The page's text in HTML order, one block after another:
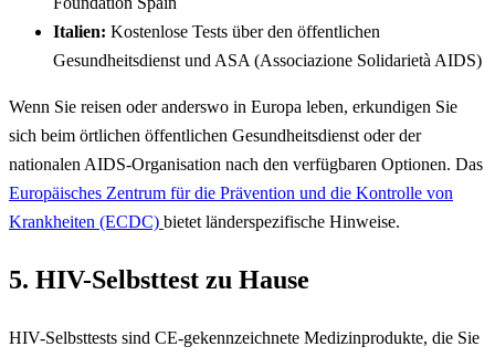
Italien: Kostenlose Tests über den öffentlichen
Gesundheitsdienst und ASA (Associazione Solidarietà AIDS)
Wenn Sie reisen oder anderswo in Europa leben, erkundigen Sie
sich beim örtlichen öffentlichen Gesundheitsdienst oder der
nationalen AIDS-Organisation nach den verfügbaren Optionen. Das
Europäisches Zentrum für die Prävention und die Kontrolle von
Krankheiten (ECDC) bietet länderspezifische Hinweise.
5. HIV-Selbsttest zu Hause
HIV-Selbsttests sind CE-gekennzeichnete Medizinprodukte, die Sie